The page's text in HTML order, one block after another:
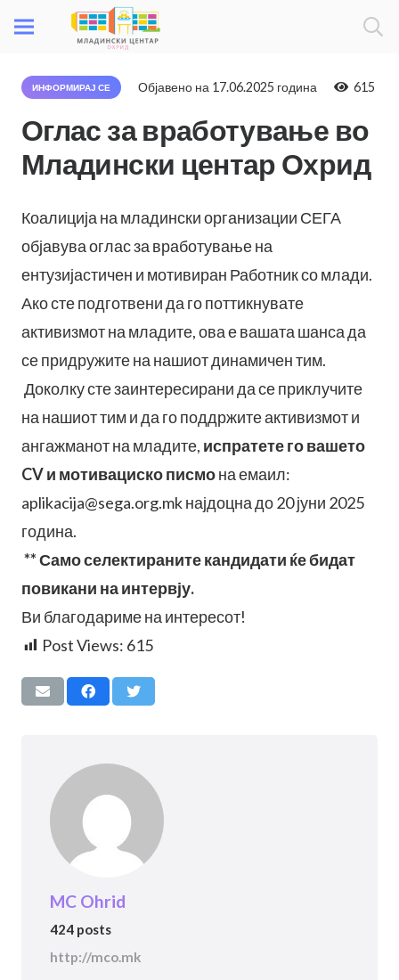
ИНФОРМИРАЈ СЕ Објавено на 17.06.2025 година 615
Оглас за вработување во
Младински центар Охрид
Коалиција на младински организации СЕГА
објавува оглас за вработување на
ентузијастичен и мотивиран Работник со млади.
Ако сте подготвени да го поттикнувате
активизмот на младите, ова е вашата шанса да
се придружите на нашиот динамичен тим.
Доколку сте заинтересирани да се приклучите
на нашиот тим и да го поддржите активизмот и
ангажманот на младите, испратете го вашето
CV и мотивациско писмона емаил:
aplikacija@sega.org.mkнајдоцна до 20 јуни 2025
година.
** Само селектираните кандидати ќе бидат
повикани на интервју.
Ви благодариме на интересот!
Post Views: 615
MC Ohrid
424 posts
http://mco.mk